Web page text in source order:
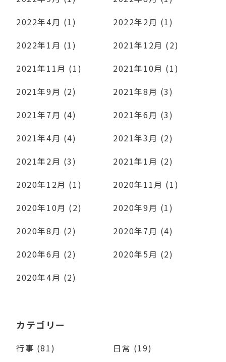
2022年4月 (1)
2022年2月 (1)
2022年1月 (1)
2021年12月 (2)
2021年11月 (1)
2021年10月 (1)
2021年9月 (2)
2021年8月 (3)
2021年7月 (4)
2021年6月 (3)
2021年4月 (4)
2021年3月 (2)
2021年2月 (3)
2021年1月 (2)
2020年12月 (1)
2020年11月 (1)
2020年10月 (2)
2020年9月 (1)
2020年8月 (2)
2020年7月 (4)
2020年6月 (2)
2020年5月 (2)
2020年4月 (2)
カテゴリー
行事 (81)
日常 (19)